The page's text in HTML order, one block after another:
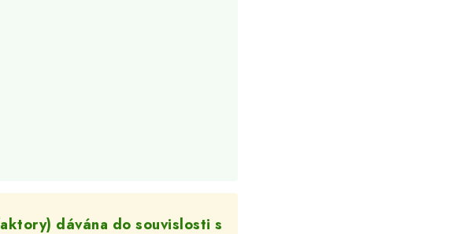
dávána do souvislosti s